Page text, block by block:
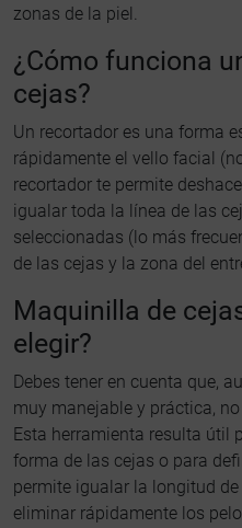
zonas de la piel.
¿Cómo funciona
cejas?
Un recortador es una forma
rápidamente el vello facial
recortador te permite
igualar toda la línea de las
seleccionadas (lo más
de las cejas y la zona del
Maquinilla de
elegir?
Debes tener en cuenta que,
muy manejable y práctica,
Esta herramienta resulta útil
forma de las cejas o para
permite igualar la longitud
eliminar rápidamente los